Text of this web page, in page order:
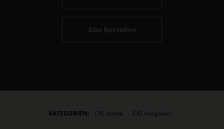
Abo bestellen
KATEGORIEN: CIG online CIG Ausgaben